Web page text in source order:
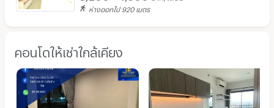
ห่างออกไป 920 เมตร
คอนโดให้เช่าใกล้เคียง